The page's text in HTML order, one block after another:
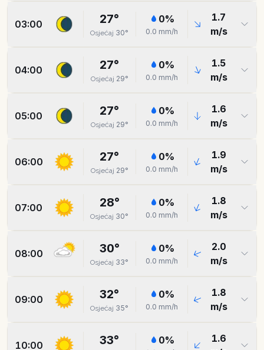
03:00 27°
Osjećaj 30°
0%
0.0 mm/h
1.7
m/s
04:00 27°
Osjećaj 29°
0%
0.0 mm/h
1.5
m/s
05:00 27°
Osjećaj 29°
0%
0.0 mm/h
1.6
m/s
06:00 27°
Osjećaj 29°
0%
0.0 mm/h
1.9
m/s
07:00 28°
Osjećaj 30°
0%
0.0 mm/h
1.8
m/s
08:00 30°
Osjećaj 33°
0%
0.0 mm/h
2.0
m/s
09:00 32°
Osjećaj 35°
0%
0.0 mm/h
1.8
m/s
10:00 33° 0%
1.6